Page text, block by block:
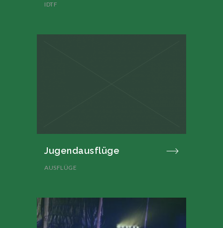
IDTF
Jugendausflüge
AUSFLÜGE